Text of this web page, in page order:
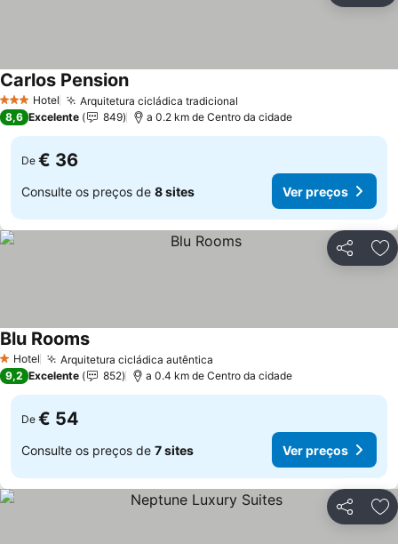
3 EstrelasHotel Arquitetura cicládica tradicional
Carlos PensionVer preços
8,6 Excelente 849 a 0.2 km de Centro da cidade
De € 36
Consulte os preços de 8 sites Ver preços
Partilhar
1 Estrelas
Hotel Arquitetura cicládica autêntica
Blu RoomsVer preços
9,2 Excelente 852 a 0.4 km de Centro da cidade
De € 54
Consulte os preços de 7 sites Ver preços
Partilhar